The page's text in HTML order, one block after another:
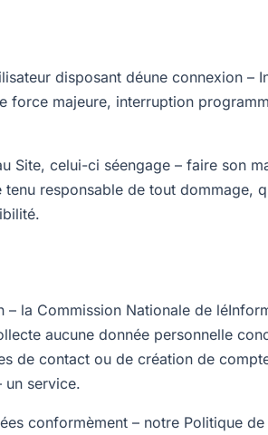
disposant déune connexion –
force majeure, interruption
Site, celui-ci séengage – faire son
responsable de tout dommage,
– la Commission Nationale de
aucune donnée personnelle
de contact ou de création de
un service.
conformèment – notre Politique